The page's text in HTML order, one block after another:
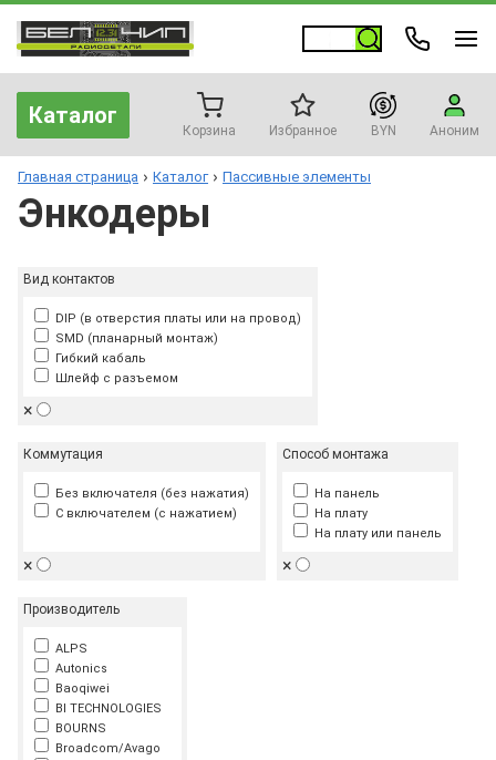
Каталог
Корзина Избранное BYN Аноним
Главная страница Каталог Пассивные элементы
Энкодеры
Вид контактов
DIP (в отверстия платы или на провод)
SMD (планарный монтаж)
Гибкий кабаль
Шлейф с разъемом
×
Коммутация
Без включателя (без нажатия)
С включателем (с нажатием)
×
Способ монтажа
На панель
На плату
На плату или панель
×
Производитель
ALPS
Autonics
Baoqiwei
BI TECHNOLOGIES
BOURNS
Broadcom/Avago